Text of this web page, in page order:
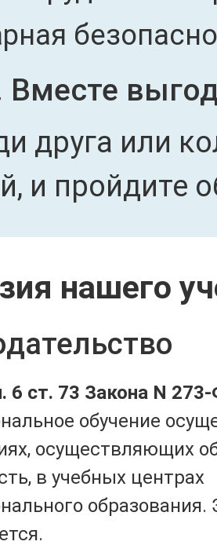
Вместе
друга или
и пройдите
нашего
6 ст. 73 Закона N
обучение
осуществляющих
в учебных центрах
образования.